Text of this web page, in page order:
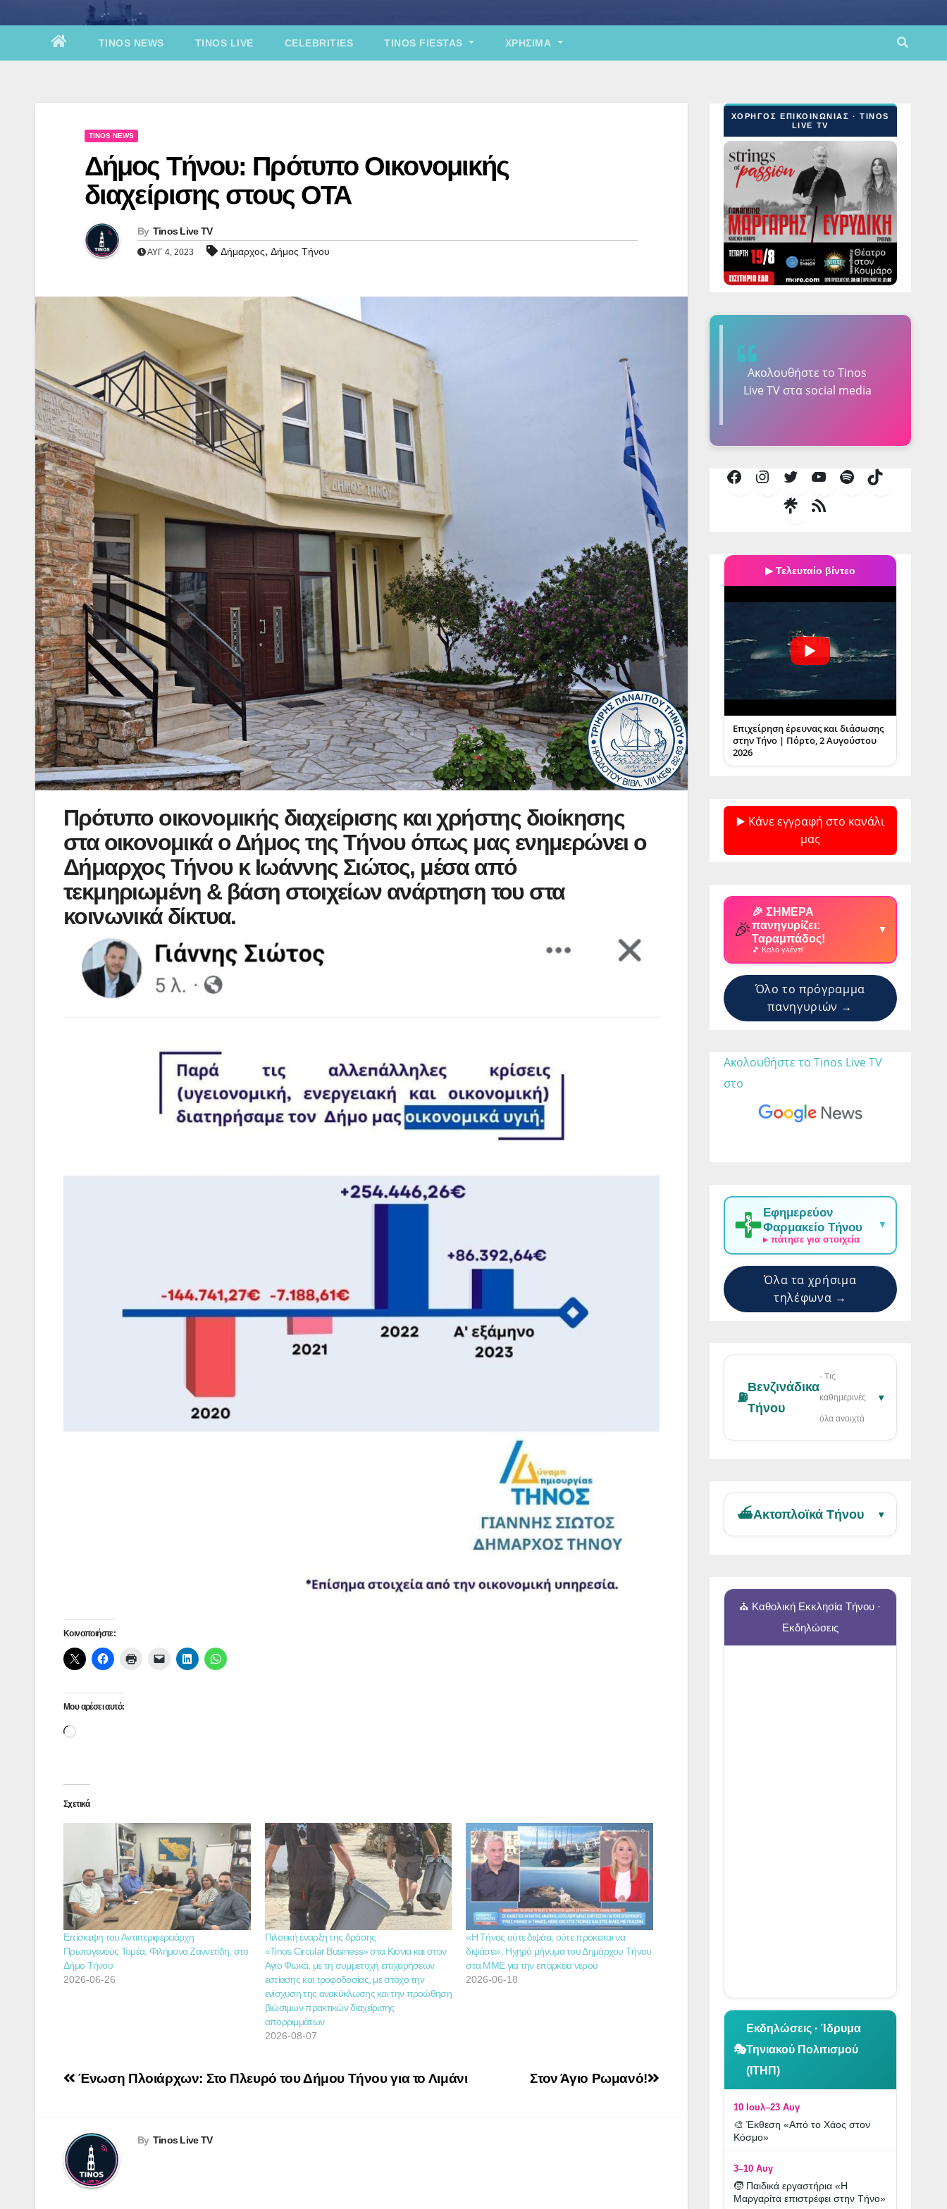
TINOS NEWS TINOS LIVE CELEBRITIES TINOS FIESTAS ΧΡΉΣΙΜΑ
TINOS NEWS
Δήμος Τήνου: Πρότυπο Οικονομικής
διαχείρισης στους ΟΤΑ
By Tinos Live TV
ΑΥΓ 4, 2023 Δήμαρχος, Δήμος Τήνου
Πρότυπο οικονομικής διαχείρισης και χρήστης διοίκησης
στα οικονομικά ο Δήμος της Τήνου όπως μας ενημερώνει ο
Δήμαρχος Τήνου κ Ιωάννης Σιώτος, μέσα από
τεκμηριωμένη & βάση στοιχείων ανάρτηση του στα
κοινωνικά δίκτυα.
Κοινοποιήστε:
Μου αρέσει αυτό:
Loading…
Σχετικά
Επίσκεψη του Αντιπεριφερειάρχη
Πρωτογενούς Τομέα, Φιλήμονα Ζαννετίδη, στο
Δήμο Τήνου
2026-06-26
Πιλοτική έναρξη της δράσης
«Tinos Circular Business» στα Κιόνια και στον
Άγιο Φωκά, με τη συμμετοχή επιχειρήσεων
εστίασης και τροφοδοσίας, με στόχο την
ενίσχυση της ανακύκλωσης και την προώθηση
βιώσιμων πρακτικών διαχείρισης
απορριμμάτων
2026-08-07
«Η Τήνος ούτε διψάει, ούτε πρόκειται να
διψάσει»: Ηχηρό μήνυμα του Δημάρχου Τήνου
στα ΜΜΕ για την επάρκεια νερού
2026-06-18
Πλοήγηση
Στον Άγιο Ρωμανό!
Ένωση Πλοιάρχων: Στο Πλευρό του Δήμου Τήνου για το Λιμάνι
By Tinos Live TV
ΧΟΡΗΓΟΣ ΕΠΙΚΟΙΝΩΝΙΑΣ · TINOS
LIVE TV
Ακολουθήστε τo Tinos
Live TV στα social media
FacebookInstagramTwitterYouTubeSpotifyTikTok
Τροφοδοσία
▶ Τελευταίο βίντεο
Επιχείρηση έρευνας και διάσωσης
στην Τήνο | Πόρτο, 2 Αυγούστου
2026
▶️ Κάνε εγγραφή στο κανάλι
μας
🎉
🎉 ΣΗΜΕΡΑ
πανηγυρίζει:
Ταραμπάδος!
🎵 Καλό γλέντι!
▼
Όλο το πρόγραμμα
πανηγυριών →
Ακολουθήστε το Tinos Live TV
στο
Εφημερεύον
Φαρμακείο Τήνου
▸ πάτησε για στοιχεία
▼
Όλα τα χρήσιμα
τηλέφωνα →
⛽
Βενζινάδικα
Τήνου
· Τις
καθημερινές
όλα ανοιχτά
▾
⛴️Ακτοπλοϊκά Τήνου ▾
⛪ Καθολική Εκκλησία Τήνου ·
Εκδηλώσεις
👆 Κλικ για περιήγηση
🎭
Εκδηλώσεις · Ίδρυμα
Τηνιακού Πολιτισμού
(ΙΤΗΠ)
10 Ιουλ–23 Αυγ
🎨 Έκθεση «Από το Χάος στον
Κόσμο»
3–10 Αυγ
🧒 Παιδικά εργαστήρια «Η
Μαργαρίτα επιστρέφει στην Τήνο»